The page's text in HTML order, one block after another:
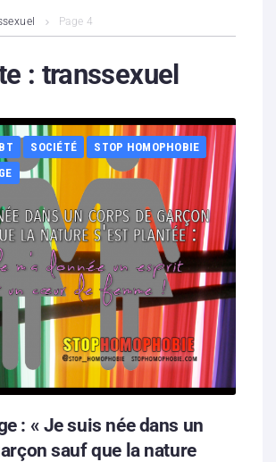
Page 4
: transsexuel
SOCIÉTÉ
STOP HOMOPHOBIE
: « Je suis née dans un
sauf que la nature